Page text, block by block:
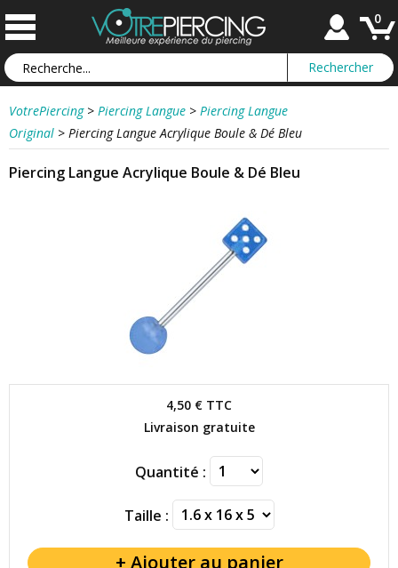
0
VotrePiercing > Piercing Langue > Piercing Langue
Original > Piercing Langue Acrylique Boule & Dé Bleu
Piercing Langue Acrylique Boule & Dé Bleu
4,50 € TTC
Livraison gratuite
Quantité :
Taille :